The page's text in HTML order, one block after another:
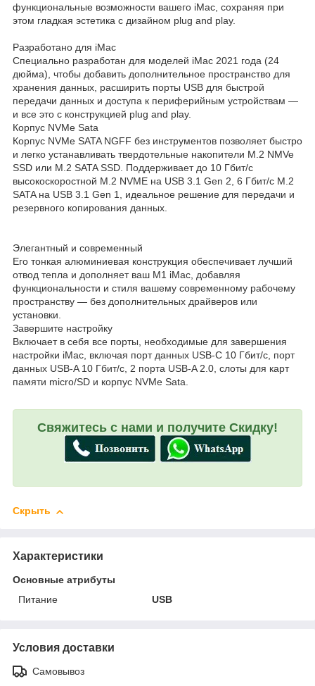
функциональные возможности вашего iMac, сохраняя при
этом гладкая эстетика с дизайном plug and play.
Разработано для iMac
Специально разработан для моделей iMac 2021 года (24
дюйма), чтобы добавить дополнительное пространство для
хранения данных, расширить порты USB для быстрой
передачи данных и доступа к периферийным устройствам —
и все это с конструкцией plug and play.
Корпус NVMe Sata
Корпус NVMe SATA NGFF без инструментов позволяет быстро
и легко устанавливать твердотельные накопители M.2 NMVe
SSD или M.2 SATA SSD. Поддерживает до 10 Гбит/с
высокоскоростной M.2 NVME на USB 3.1 Gen 2, 6 Гбит/с M.2
SATA на USB 3.1 Gen 1, идеальное решение для передачи и
резервного копирования данных.
Элегантный и современный
Его тонкая алюминиевая конструкция обеспечивает лучший
отвод тепла и дополняет ваш M1 iMac, добавляя
функциональности и стиля вашему современному рабочему
пространству — без дополнительных драйверов или
установки.
Завершите настройку
Включает в себя все порты, необходимые для завершения
настройки iMac, включая порт данных USB-C 10 Гбит/с, порт
данных USB-A 10 Гбит/с, 2 порта USB-A 2.0, слоты для карт
памяти micro/SD и корпус NVMe Sata.
Свяжитесь с нами и получите Скидку!
Скрыть
Характеристики
Основные атрибуты
Питание
USB
Условия доставки
Самовывоз